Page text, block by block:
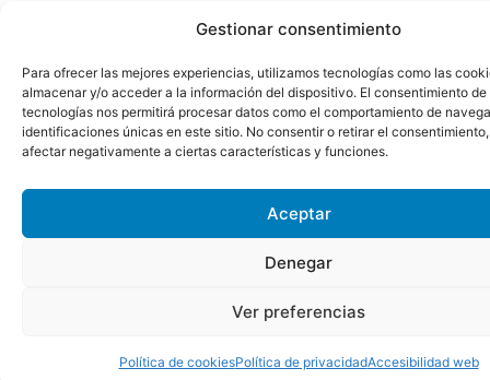
Gestionar consentimiento
Para ofrecer las mejores experiencias, utilizamos tecnologías como las
almacenar y/o acceder a la información del dispositivo. El consentimiento de
tecnologías nos permitirá procesar datos como el comportamiento de
identificaciones únicas en este sitio. No consentir o retirar el
afectar negativamente a ciertas características y funciones.
Aceptar
Denegar
Ver preferencias
Política de cookiesPolítica de privacidadAccesibilidad web